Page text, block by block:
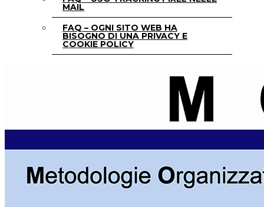
MAIL
FAQ – OGNI SITO WEB HA
BISOGNO DI UNA PRIVACY E
COOKIE POLICY